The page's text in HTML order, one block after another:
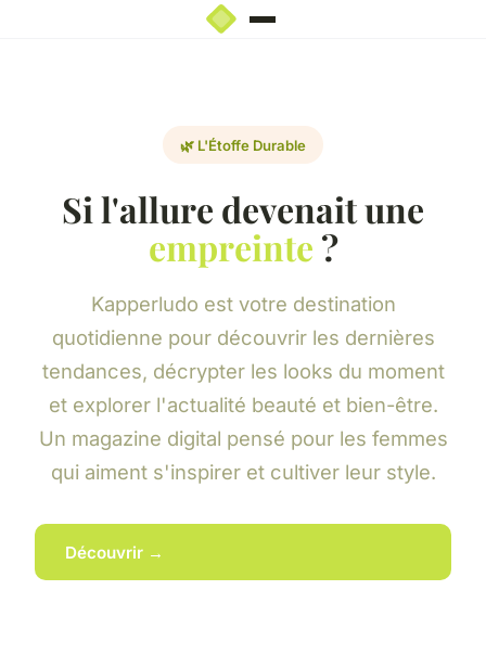
🌿 L'Étoffe Durable
Si l'allure devenait une
empreinte ?
Kapperludo est votre destination
quotidienne pour découvrir les dernières
tendances, décrypter les looks du moment
et explorer l'actualité beauté et bien-être.
Un magazine digital pensé pour les femmes
qui aiment s'inspirer et cultiver leur style.
Découvrir →